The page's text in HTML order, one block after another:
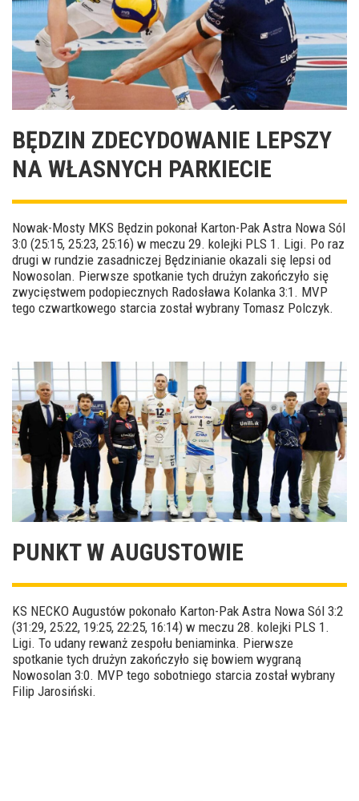
BĘDZIN ZDECYDOWANIE LEPSZY
NA WŁASNYCH PARKIECIE
Nowak-Mosty MKS Będzin pokonał Karton-Pak Astra Nowa Sól
3:0 (25:15, 25:23, 25:16) w meczu 29. kolejki PLS 1. Ligi. Po raz
drugi w rundzie zasadniczej Będzinianie okazali się lepsi od
Nowosolan. Pierwsze spotkanie tych drużyn zakończyło się
zwycięstwem podopiecznych Radosława Kolanka 3:1. MVP
tego czwartkowego starcia został wybrany Tomasz Polczyk.
PUNKT W AUGUSTOWIE
KS NECKO Augustów pokonało Karton-Pak Astra Nowa Sól 3:2
(31:29, 25:22, 19:25, 22:25, 16:14) w meczu 28. kolejki PLS 1.
Ligi. To udany rewanż zespołu beniaminka. Pierwsze
spotkanie tych drużyn zakończyło się bowiem wygraną
Nowosolan 3:0. MVP tego sobotniego starcia został wybrany
Filip Jarosiński.